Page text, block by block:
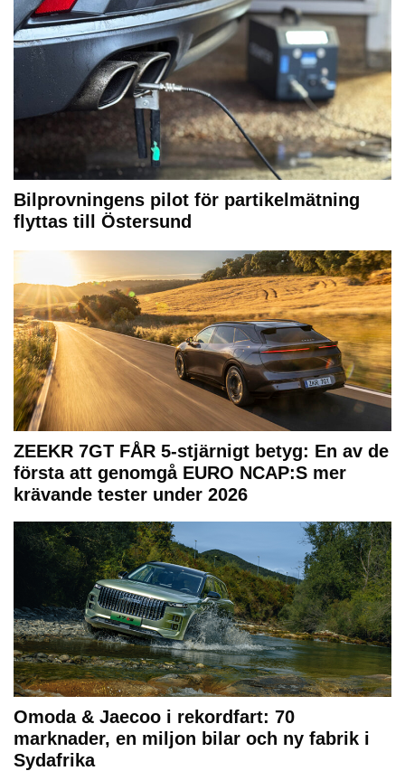
Bilprovningens pilot för partikelmätning
flyttas till Östersund
ZEEKR 7GT FÅR 5-stjärnigt betyg: En av de
första att genomgå EURO NCAP:S mer
krävande tester under 2026
Omoda & Jaecoo i rekordfart: 70
marknader, en miljon bilar och ny fabrik i
Sydafrika